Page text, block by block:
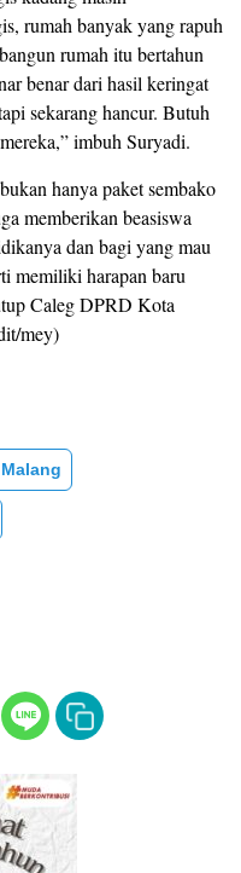
rumah banyak yang rapuh
rumah itu bertahun
benar dari hasil keringat
sekarang hancur. Butuh
imbuh Suryadi.
hanya paket sembako
memberikan beasiswa
dan bagi yang mau
memiliki harapan baru
Caleg DPRD Kota
mey)